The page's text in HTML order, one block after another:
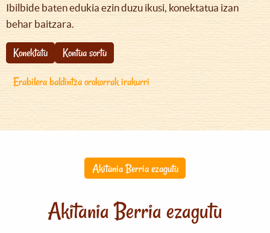
Ibilbide baten edukia ezin duzu ikusi, konektatua izan
behar baitzara.
Konektatu
Kontua sortu
Erabilera baldintza orokorrak irakurri
Akitania Berria ezagutu
Akitania Berria ezagutu